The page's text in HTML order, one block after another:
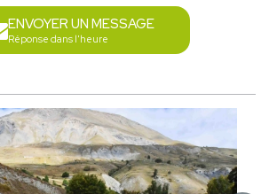
ENVOYER UN MESSAGE
Réponse dans l'heure